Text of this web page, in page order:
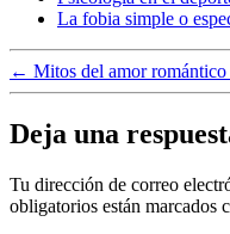
La fobia simple o
← Mitos del amor romántico
Deja una
Tu dirección de correo
obligatorios están marcados